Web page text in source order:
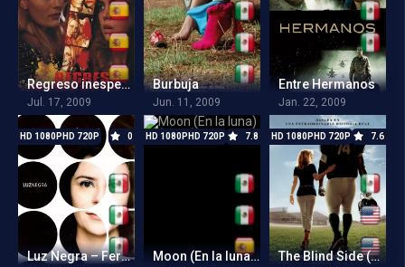
Regreso inesperado
Jul. 17, 2009
Burbuja
Jun. 11, 2009
Entre Hermanos
Jan. 22, 2009
0
HD 1080PHD 720P
Luz Negra – Fernanda Takai Ao Vivo
7.8
HD 1080PHD 720P
Moon (En la luna) (2009)
7.6
HD 1080PHD 720P
The Blind Side (Un sueño posible) (2009)